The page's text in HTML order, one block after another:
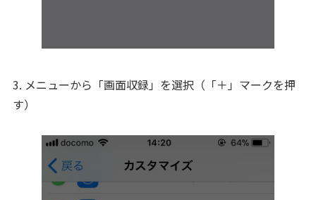
3. メニューから「画面収録」を選択（「＋」マークを押
す）